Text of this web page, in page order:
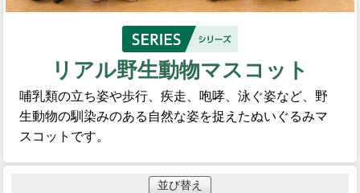
リアル野生動物マスコット
哺乳類の立ち姿や歩行、疾走、咆哮、泳ぐ姿など、野
生動物の馴染みのある自然な姿を捉えたぬいぐるみマ
スコットです。
並び替え